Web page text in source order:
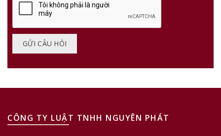
CÔNG TY LUẬT TNHH NGUYÊN PHÁT